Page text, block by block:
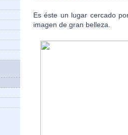
Es éste un lugar cercado
imagen de gran belleza.